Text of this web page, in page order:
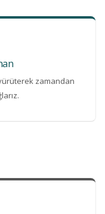
zamandan